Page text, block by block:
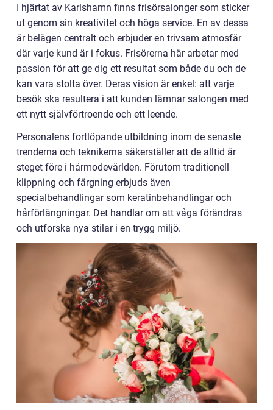
I hjärtat av Karlshamn finns frisörsalonger som sticker
ut genom sin kreativitet och höga service. En av dessa
är belägen centralt och erbjuder en trivsam atmosfär
där varje kund är i fokus. Frisörerna här arbetar med
passion för att ge dig ett resultat som både du och de
kan vara stolta över. Deras vision är enkel: att varje
besök ska resultera i att kunden lämnar salongen med
ett nytt självförtroende och ett leende.
Personalens fortlöpande utbildning inom de senaste
trenderna och teknikerna säkerställer att de alltid är
steget före i hårmodevärlden. Förutom traditionell
klippning och färgning erbjuds även
specialbehandlingar som keratinbehandlingar och
hårförlängningar. Det handlar om att våga förändras
och utforska nya stilar i en trygg miljö.